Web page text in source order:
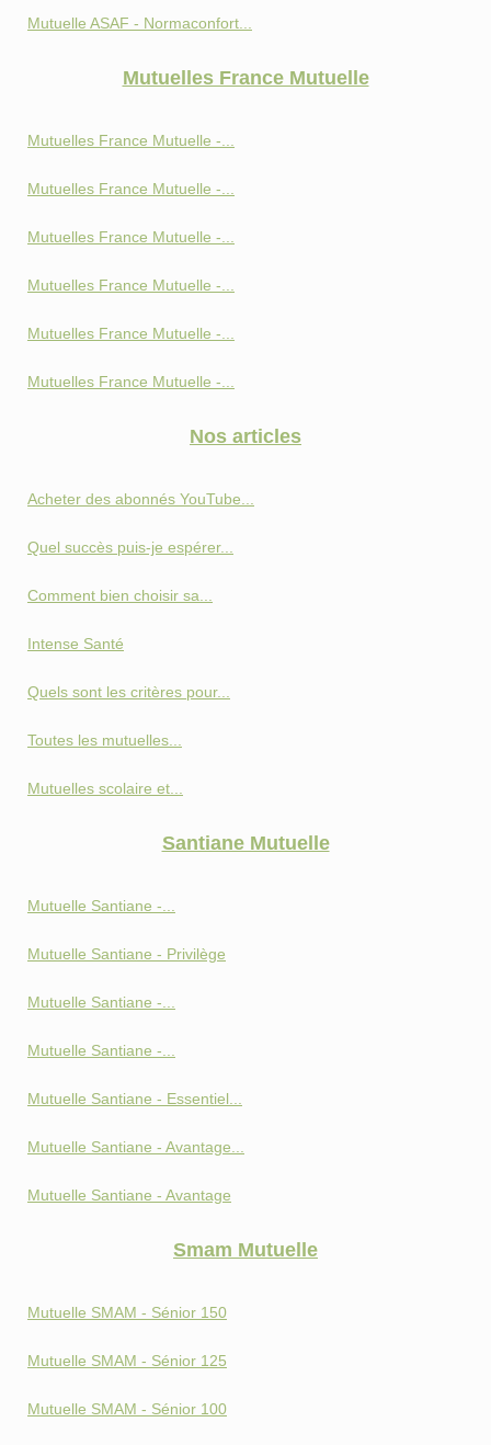
Mutuelle ASAF - Normaconfort...
Mutuelles France Mutuelle
Mutuelles France Mutuelle -...
Mutuelles France Mutuelle -...
Mutuelles France Mutuelle -...
Mutuelles France Mutuelle -...
Mutuelles France Mutuelle -...
Mutuelles France Mutuelle -...
Nos articles
Acheter des abonnés YouTube...
Quel succès puis-je espérer...
Comment bien choisir sa...
Intense Santé
Quels sont les critères pour...
Toutes les mutuelles...
Mutuelles scolaire et...
Santiane Mutuelle
Mutuelle Santiane -...
Mutuelle Santiane - Privilège
Mutuelle Santiane -...
Mutuelle Santiane -...
Mutuelle Santiane - Essentiel...
Mutuelle Santiane - Avantage...
Mutuelle Santiane - Avantage
Smam Mutuelle
Mutuelle SMAM - Sénior 150
Mutuelle SMAM - Sénior 125
Mutuelle SMAM - Sénior 100